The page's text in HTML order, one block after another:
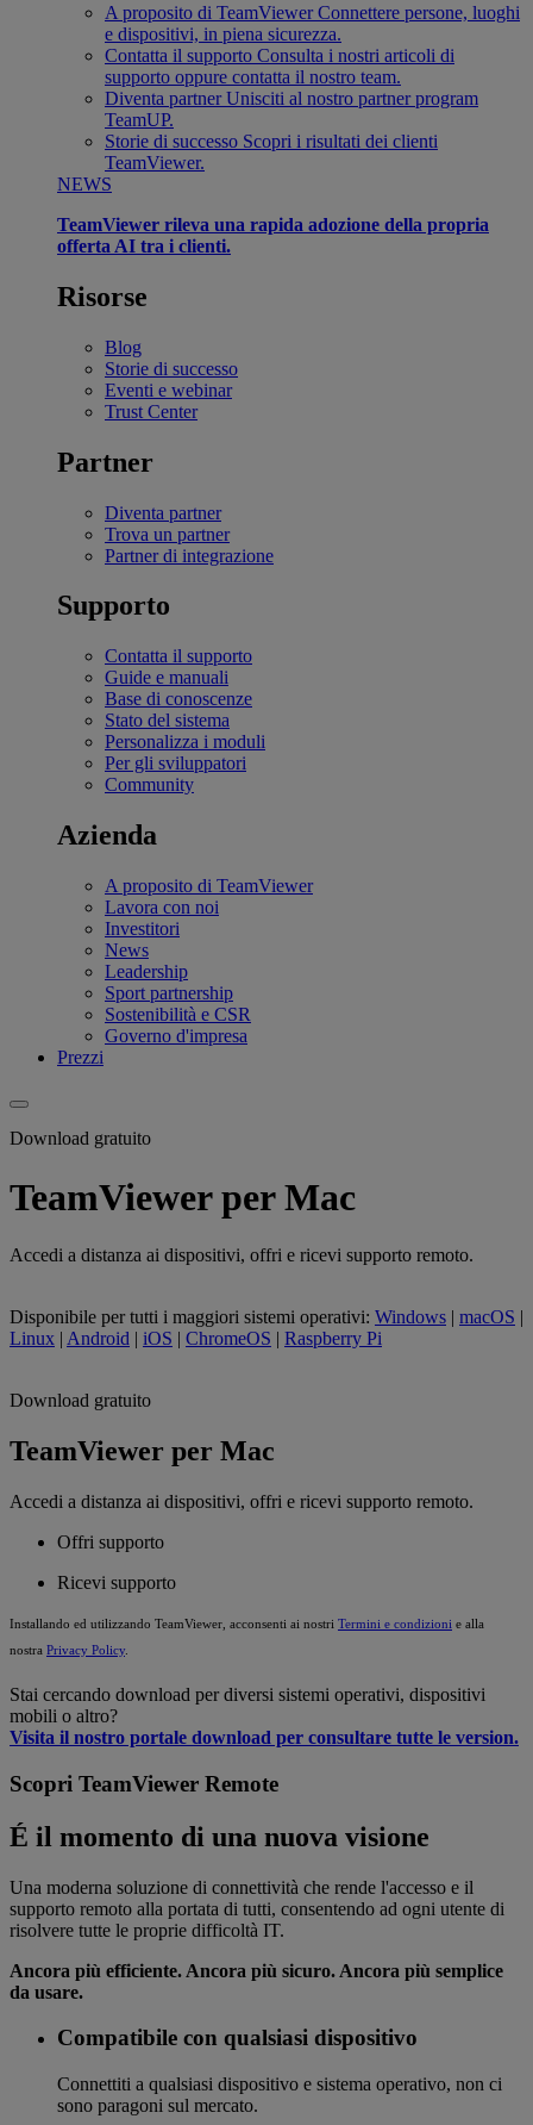
A proposito di TeamViewer Connettere persone, luoghi
e dispositivi, in piena sicurezza.
Contatta il supporto Consulta i nostri articoli di
supporto oppure contatta il nostro team.
Diventa partner Unisciti al nostro partner program
TeamUP.
Storie di successo Scopri i risultati dei clienti
TeamViewer.
NEWS
TeamViewer rileva una rapida adozione della propria
offerta AI tra i clienti.
Risorse
Blog
Storie di successo
Eventi e webinar
Trust Center
Partner
Diventa partner
Trova un partner
Partner di integrazione
Supporto
Contatta il supporto
Guide e manuali
Base di conoscenze
Stato del sistema
Personalizza i moduli
Per gli sviluppatori
Community
Azienda
A proposito di TeamViewer
Lavora con noi
Investitori
News
Leadership
Sport partnership
Sostenibilità e CSR
Governo d'impresa
Prezzi
Download gratuito
TeamViewer per Mac
Accedi a distanza ai dispositivi, offri e ricevi supporto remoto.
Disponibile per tutti i maggiori sistemi operativi: Windows | macOS |
Linux | Android | iOS | ChromeOS | Raspberry Pi
Download gratuito
TeamViewer per Mac
Accedi a distanza ai dispositivi, offri e ricevi supporto remoto.
Offri supporto
Ricevi supporto
Installando ed utilizzando TeamViewer, acconsenti ai nostri Termini e condizioni e alla
nostra Privacy Policy
Stai cercando download per diversi sistemi operativi, dispositivi
mobili o altro?
Visita il nostro portale download per consultare tutte le version.
Scopri TeamViewer Remote
É il momento di una nuova visione
Una moderna soluzione di connettività che rende l'accesso e il
supporto remoto alla portata di tutti, consentendo ad ogni utente di
risolvere tutte le proprie difficoltà IT.
Ancora più efficiente. Ancora più sicuro. Ancora più semplice
da usare.
Compatibile con qualsiasi dispositivo
Connettiti a qualsiasi dispositivo e sistema operativo, non ci
sono paragoni sul mercato.